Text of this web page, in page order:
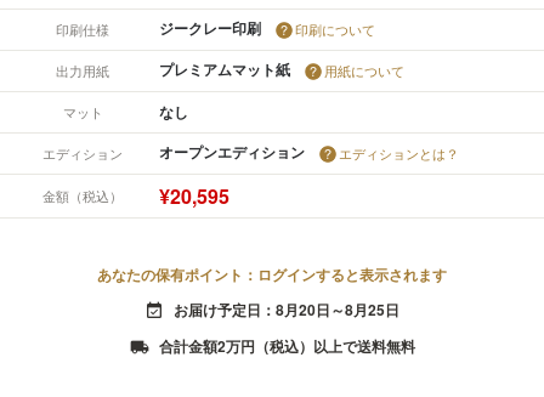
印刷仕様 ジークレー印刷 印刷について
出力用紙 プレミアムマット紙 用紙について
マット なし
エディション オープンエディション エディションとは？
金額（税込） ¥20,595
あなたの保有ポイント：ログインすると表示されます
event_available お届け予定日：8月20日～8月25日
local_shipping 合計金額2万円（税込）以上で送料無料